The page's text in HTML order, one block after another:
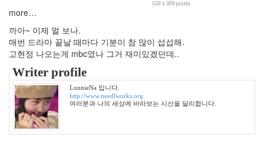
550 x 309 pixels
more…
까아~ 이제 멀 보나.
매번 드라마 끝날 때마다 기분이 참 많이 섭섭해.
고현정 나오는게 mbc였나 그거 재미있겠던데..
Writer profile
LonnieNa 입니다.
http://www.needlworks.org
여러분과 나의 세상에 바라보는 시선을 달리합니다.
월
2
2009
년
5
월
3
2009
년
6
월